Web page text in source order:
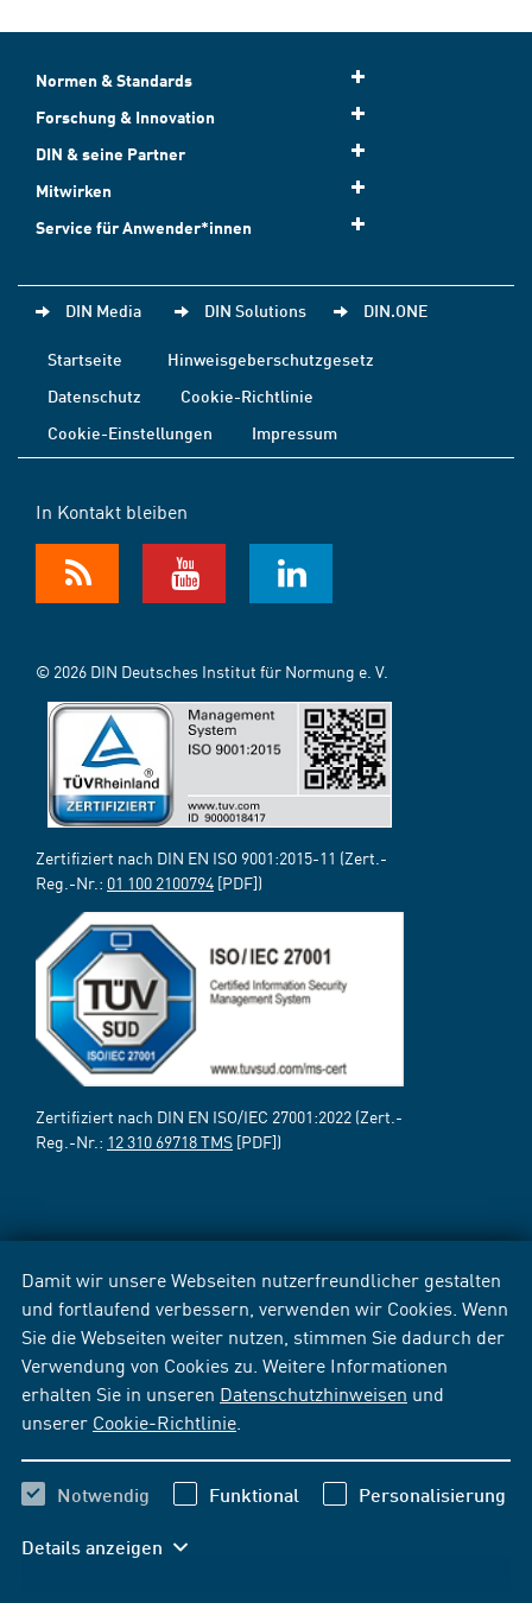
Damit wir unsere Webseiten nutzerfreundlicher gestalten
und fortlaufend verbessern, verwenden wir Cookies. Wenn
Sie die Webseiten weiter nutzen, stimmen Sie dadurch der
Verwendung von Cookies zu. Weitere Informationen
erhalten Sie in unseren Datenschutzhinweisen und
unserer Cookie-Richtlinie
Notwendig Funktional Personalisierung
Details anzeigen
Normen & Standards
Forschung & Innovation
DIN & seine Partner
Mitwirken
Service für Anwender*innen
DIN Media DIN Solutions DIN.ONE
Startseite
Hinweisgeberschutzgesetz
Datenschutz
Cookie-Richtlinie
Cookie-Einstellungen
Impressum
In Kontakt bleiben
© 2026 DIN Deutsches Institut für Normung e. V.
Zertifiziert nach DIN EN ISO 9001:2015-11 (Zert.-
Reg.-Nr.: 01 100 2100794 [PDF])
Zertifiziert nach DIN EN ISO/IEC 27001:2022 (Zert.-
Reg.-Nr.: 12 310 69718 TMS [PDF])